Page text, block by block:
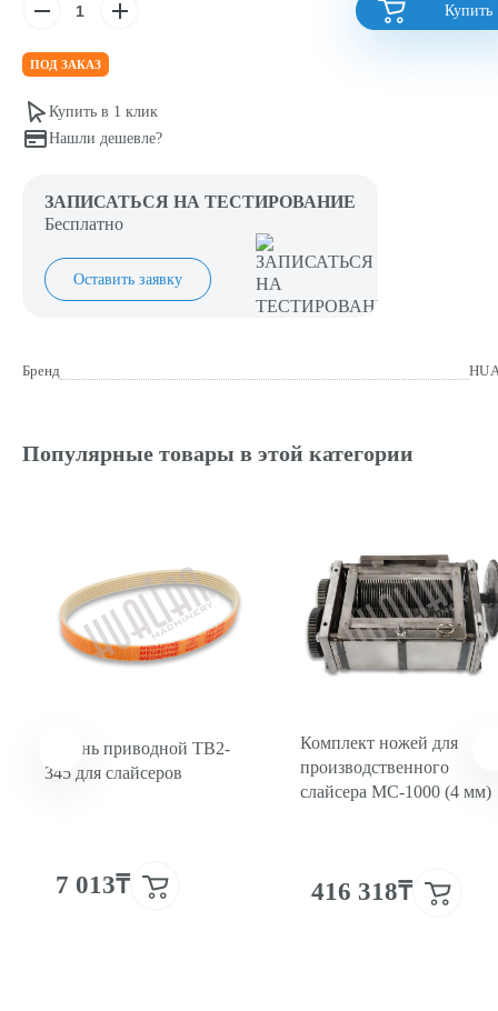
Купить
ПОД ЗАКАЗ
Купить в 1 клик
Нашли дешевле?
ЗАПИСАТЬСЯ НА ТЕСТИРОВАНИЕ
Бесплатно
Оставить заявку
Бренд
Популярные товары в этой категории
Ремень приводной TB2-
345 для слайсеров
7 013₸
Комплект ножей для
производственного
слайсера MC-1000 (4 мм)
416 318₸